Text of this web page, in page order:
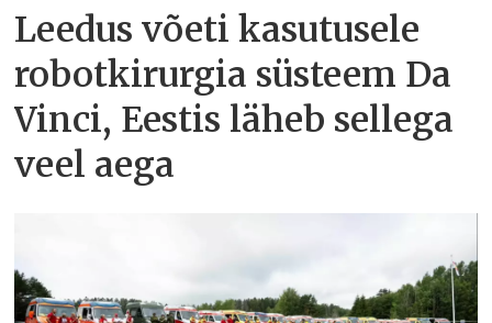
Leedus võeti kasutusele
robotkirurgia süsteem Da
Vinci, Eestis läheb sellega
veel aega